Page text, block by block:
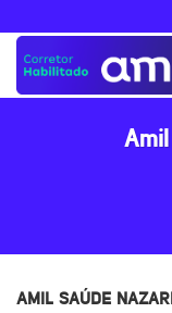
content
Amil
AMIL SAÚDE